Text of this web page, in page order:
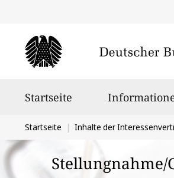
Startseite
Sie
befinden
sich
Startseite Inhalte der
Stellungnahme/